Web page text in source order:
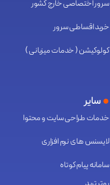
سرور اختصاصی خارج کشور
خرید اقساطی سرور
کولوکیشن ( خدمات میزبانی )
سایر
خدمات طراحی سایت و محتوا
لایسنس های نرم افزاری
سامانه پیام کوتاه